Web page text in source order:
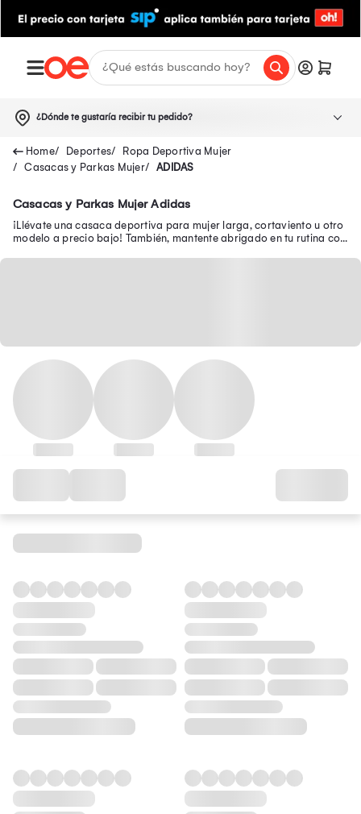
¿Dónde te gustaría recibir tu pedido?
Deportes
Ropa Deportiva Mujer
Casacas y Parkas Mujer
ADIDAS
Casacas y Parkas Mujer Adidas
¡Llévate una casaca deportiva para mujer larga, cortaviento u otro
modelo a precio bajo! También, mantente abrigado en tu rutina con